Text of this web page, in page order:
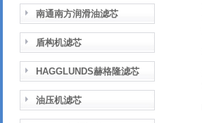
南通南方润滑油滤芯
盾构机滤芯
HAGGLUNDS赫格隆滤芯
油压机滤芯